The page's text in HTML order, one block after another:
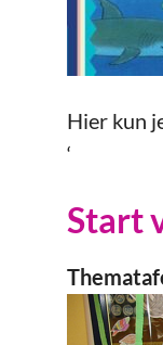
Hier kun
‘
Start